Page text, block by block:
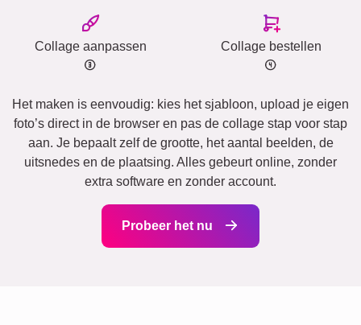
Collage aanpassen Collage bestellen
Het maken is eenvoudig: kies het sjabloon, upload je eigen
foto’s direct in de browser en pas de collage stap voor stap
aan. Je bepaalt zelf de grootte, het aantal beelden, de
uitsnedes en de plaatsing. Alles gebeurt online, zonder
extra software en zonder account.
Probeer het nu